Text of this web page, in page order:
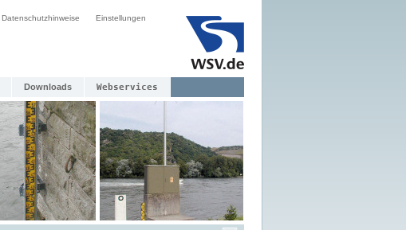
Datenschutzhinweise Einstellungen
Downloads Webservices